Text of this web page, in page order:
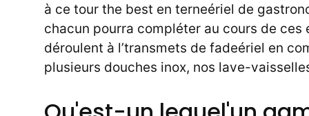
à ce tour the best en terneériel de
chacun pourra compléter au cours de
déroulent à l’transmets de fadeériel en
plusieurs douches inox, nos lave-